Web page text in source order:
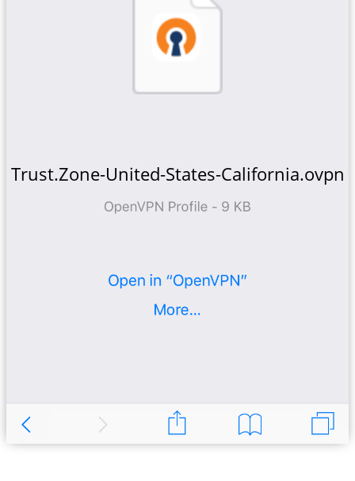
Trust.Zone-United-States-California.ovpn